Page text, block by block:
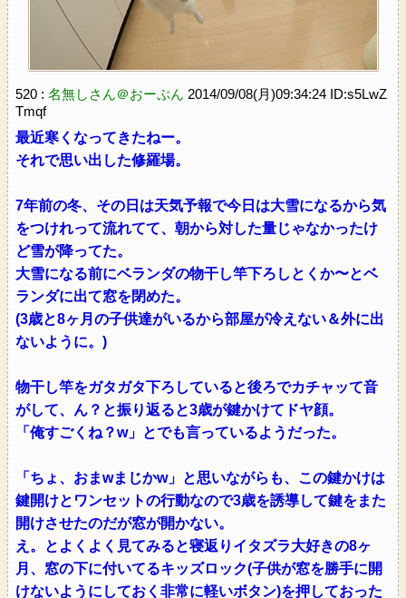
520 : 名無しさん＠おーぷん 2014/09/08(月)09:34:24 ID:s5LwZ
Tmqf
最近寒くなってきたねー。
それで思い出した修羅場。
7年前の冬、その日は天気予報で今日は大雪になるから気
をつけれって流れてて、朝から対した量じゃなかったけ
ど雪が降ってた。
大雪になる前にベランダの物干し竿下ろしとくか〜とベ
ランダに出て窓を閉めた。
(3歳と8ヶ月の子供達がいるから部屋が冷えない＆外に出
ないように。)
物干し竿をガタガタ下ろしていると後ろでカチャッて音
がして、ん？と振り返ると3歳が鍵かけてドヤ顔。
「俺すごくね？w」とでも言っているようだった。
「ちょ、おまwまじかw」と思いながらも、この鍵かけは
鍵開けとワンセットの行動なので3歳を誘導して鍵をまた
開けさせたのだが窓が開かない。
え。とよくよく見てみると寝返りイタズラ大好きの8ヶ
月、窓の下に付いてるキッズロック(子供が窓を勝手に開
けないようにしておく非常に軽いボタン)を押しておった